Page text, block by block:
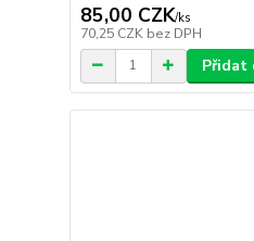
85,00 CZK/ks
70,25 CZK bez DPH
Přidat